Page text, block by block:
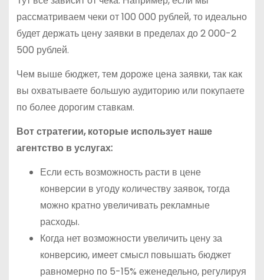
рассматриваем чеки от 100 000 рублей, то идеально
будет держать цену заявки в пределах до 2 000-2
500 рублей.
Чем выше бюджет, тем дороже цена заявки, так как
вы охватываете большую аудиторию или покупаете
по более дорогим ставкам.
Вот стратегии, которые использует наше
агентство в услугах:
Если есть возможность расти в цене
конверсии в угоду количеству заявок, тогда
можно кратно увеличивать рекламные
расходы.
Когда нет возможности увеличить цену за
конверсию, имеет смысл повышать бюджет
равномерно по 5-15% еженедельно, регулируя